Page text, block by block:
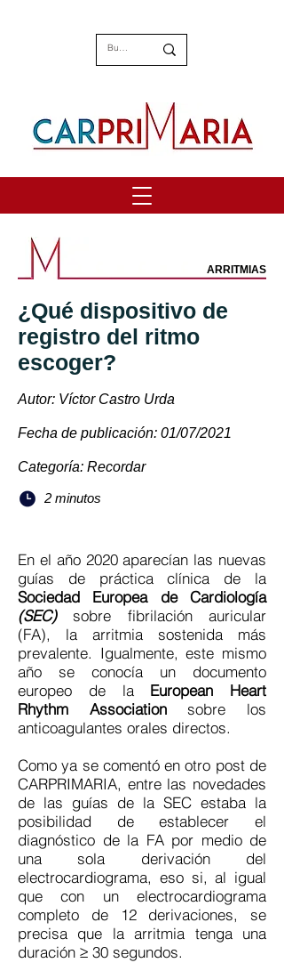
ARRITMIAS
¿Qué dispositivo de
registro del ritmo
escoger?
Autor: Víctor Castro Urda
Fecha de publicación: 01/07/2021
Categoría: Recordar
2 minutos
En el año 2020 aparecían las nuevas
guías de práctica clínica de la
Sociedad Europea de Cardiología
(SEC)sobre fibrilación auricular
(FA), la arritmia sostenida más
prevalente. Igualmente, este mismo
año se conocía un documento
europeo de la European Heart
Rhythm Associationsobre los
anticoagulantes orales directos.
Como ya se comentó en otro post de
CARPRIMARIA, entre las novedades
de las guías de la SEC estaba la
posibilidad de establecer el
diagnóstico de la FA por medio de
una sola derivación del
electrocardiograma, eso si, al igual
que con un electrocardiograma
completo de 12 derivaciones, se
precisa que la arritmia tenga una
duración ≥ 30 segundos.